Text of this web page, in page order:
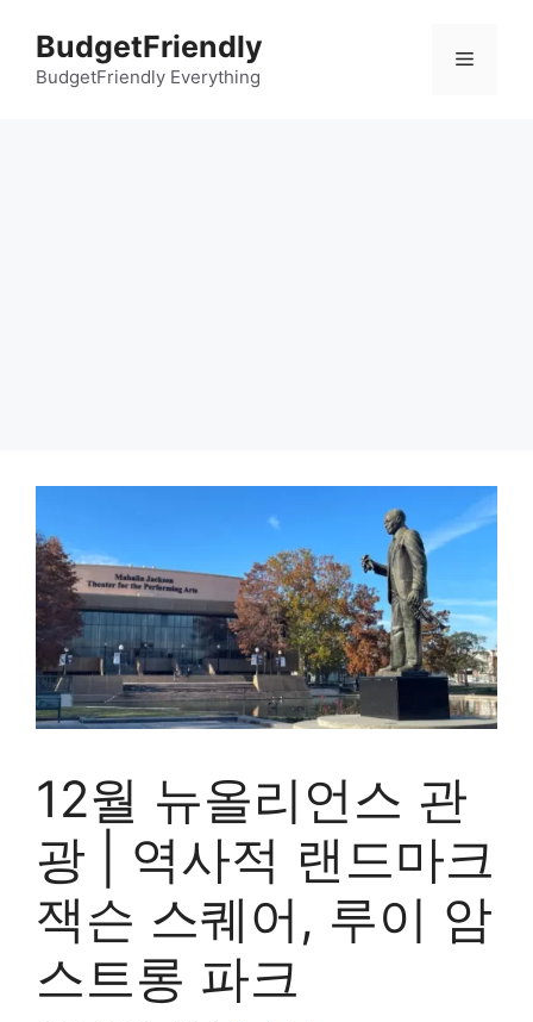
BudgetFriendly
BudgetFriendly Everything
메
12월 뉴올리언스 관
광 | 역사적 랜드마크
잭슨 스퀘어, 루이 암
스트롱 파크